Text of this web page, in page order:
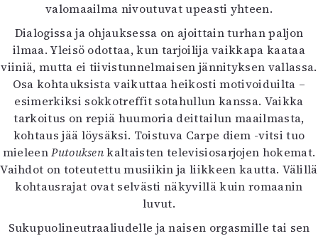
valomaailma nivoutuvat upeasti yhteen.
Dialogissa ja ohjauksessa on ajoittain turhan paljon
ilmaa. Yleisö odottaa, kun tarjoilija vaikkapa kaataa
viiniä, mutta ei tiivistunnelmaisen jännityksen vallassa.
Osa kohtauksista vaikuttaa heikosti motivoiduilta –
esimerkiksi sokkotreffit sotahullun kanssa. Vaikka
tarkoitus on repiä huumoria deittailun maailmasta,
kohtaus jää löysäksi. Toistuva Carpe diem -vitsi tuo
mieleenPutouksenkaltaisten televisiosarjojen hokemat.
Vaihdot on toteutettu musiikin ja liikkeen kautta. Välillä
kohtausrajat ovat selvästi näkyvillä kuin romaanin
luvut.
Sukupuolineutraaliudelle ja naisen orgasmille tai sen